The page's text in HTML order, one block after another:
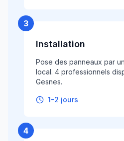
3
Installation
Pose des panneaux par
local. 4 professionnels
Gesnes.
1-2 jours
4